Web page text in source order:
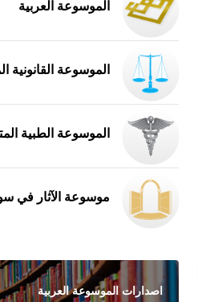
الموسوعة العربية
الموسوعة القانونية
الموسوعة الطبية
موسوعة الآثار في
اصدارات الموسوعة العربية